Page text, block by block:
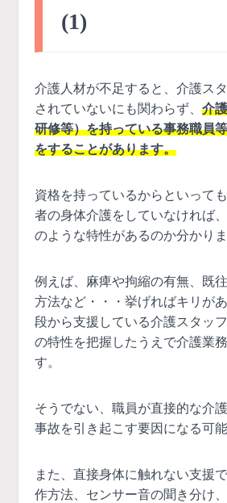
(1)
介護人材が不足すると、介護ス
されていないにも関わらず、 介
研修等）を持っている事務職員
をすることがあります。
資格を持っているからといって
者の身体介護をしていなければ
のような特性があるのか分かりま
例えば、麻痺や拘縮の有無、既
方法など・・・挙げればキリが
段から支援している介護スタッ
の特性を把握したうえで介護業
す。
そうでない、職員が直接的な介
事故を引き起こす要因になる可
また、直接身体に触れない支援
作方法、センサー音の聞き分け